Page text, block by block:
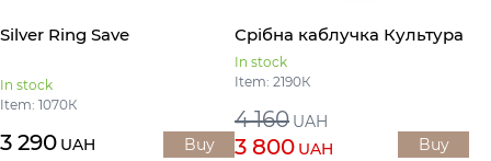
Silver Ring Save
In stock
Item: 1070К
3 290 UAH Buy
Срібна каблучка Культура
In stock
Item: 2190К
4 160 UAH
3 800 UAH
Buy